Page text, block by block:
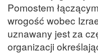
Pomostem
wrogość wobec
uznawany jest za
organizacji